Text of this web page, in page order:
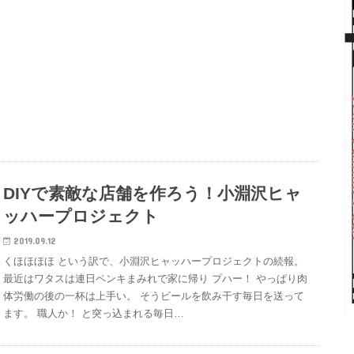
DIYで素敵な店舗を作ろう！小淵沢ヒャ
ッハープロジェクト
2019.09.12
くほほほほ という訳で、小淵沢ヒャッハープロジェクトの続報。
最近はワタスは連日ペンキまみれで家に帰り プハー！ やっぱり肉
体労働の後の一杯は上手い。 そうビールを飲み干す毎日を送って
ます。 職人か！ と突っ込まれる毎日…